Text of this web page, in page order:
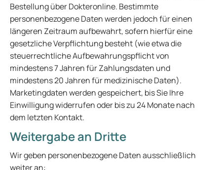
Bestellung über Dokteronline. Bestimmte
personenbezogene Daten werden jedoch für einen
längeren Zeitraum aufbewahrt, sofern hierfür eine
gesetzliche Verpflichtung besteht (wie etwa die
steuerrechtliche Aufbewahrungspflicht von
mindestens 7 Jahren für Zahlungsdaten und
mindestens 20 Jahren für medizinische Daten).
Marketingdaten werden gespeichert, bis Sie Ihre
Einwilligung widerrufen oder bis zu 24 Monate nach
dem letzten Kontakt.
Weitergabe an Dritte
Wir geben personenbezogene Daten ausschließlich
weiter an: